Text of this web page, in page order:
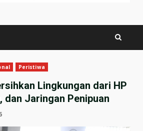
Peristiwa
Lingkungan dari HP
dan Jaringan Penipuan